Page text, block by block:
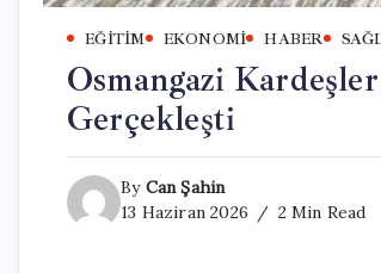
EĞITIM EKONOMI HABER
Osmangazi
Gerçekleşti
By Can Şahin
13 Haziran 2026
2 Min Read